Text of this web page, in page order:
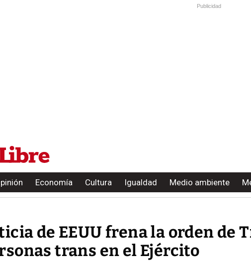
Publicidad
Economía Cultura Igualdad Medio ambiente
de EEUU frena la orden de
trans en el Ejército